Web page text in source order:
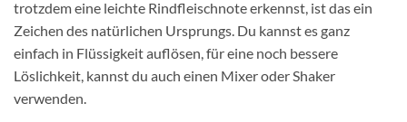
trotzdem eine leichte Rindfleischnote erkennst, ist das ein
Zeichen des natürlichen Ursprungs. Du kannst es ganz
einfach in Flüssigkeit auflösen, für eine noch bessere
Löslichkeit, kannst du auch einen Mixer oder Shaker
verwenden.